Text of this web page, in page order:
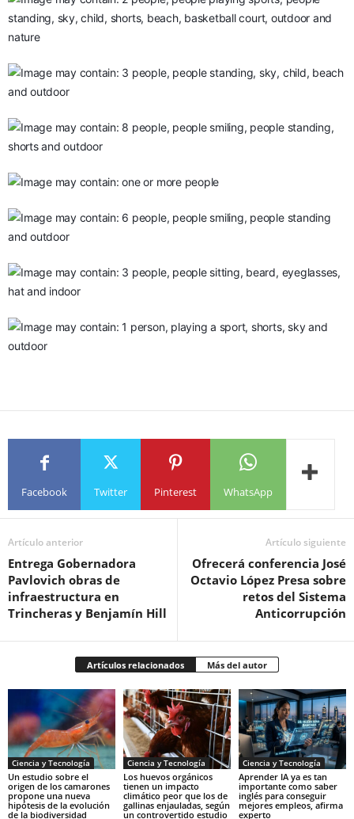
Facebook Twitter Pinterest WhatsApp
Artículo anterior
Entrega Gobernadora
Pavlovich obras de
infraestructura en
Trincheras y Benjamín Hill
Artículo siguiente
Ofrecerá conferencia José
Octavio López Presa sobre
retos del Sistema
Anticorrupción
Artículos relacionados Más del autor
Ciencia y Tecnología
Un estudio sobre el
origen de los camarones
propone una nueva
hipótesis de la evolución
de la biodiversidad
Ciencia y Tecnología
Los huevos orgánicos
tienen un impacto
climático peor que los de
gallinas enjauladas, según
un controvertido estudio
Ciencia y Tecnología
Aprender IA ya es tan
importante como saber
inglés para conseguir
mejores empleos, afirma
experto